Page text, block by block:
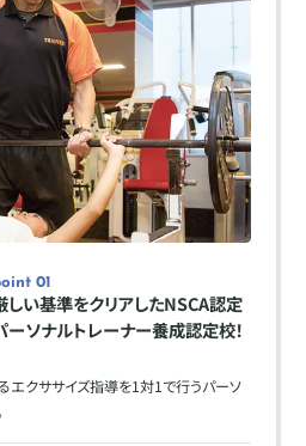
01
しい基準をクリアしたNSCA認定
ーソナルトレーナー養成認定校！
エクササイズ指導を1対1で行うパーソ